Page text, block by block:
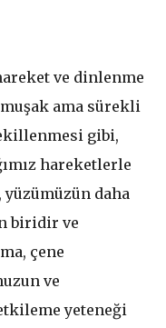
ve dinlenme
ama sürekli
gibi,
hareketlerle
daha
biridir ve
çene
ve
yeteneği